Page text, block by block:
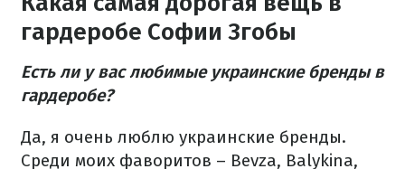
гардеробе Софии Згобы
Есть ли у вас любимые украинские бренды в
гардеробе?
Да, я очень люблю украинские бренды.
Среди моих фаворитов – Bevza, Balykina,